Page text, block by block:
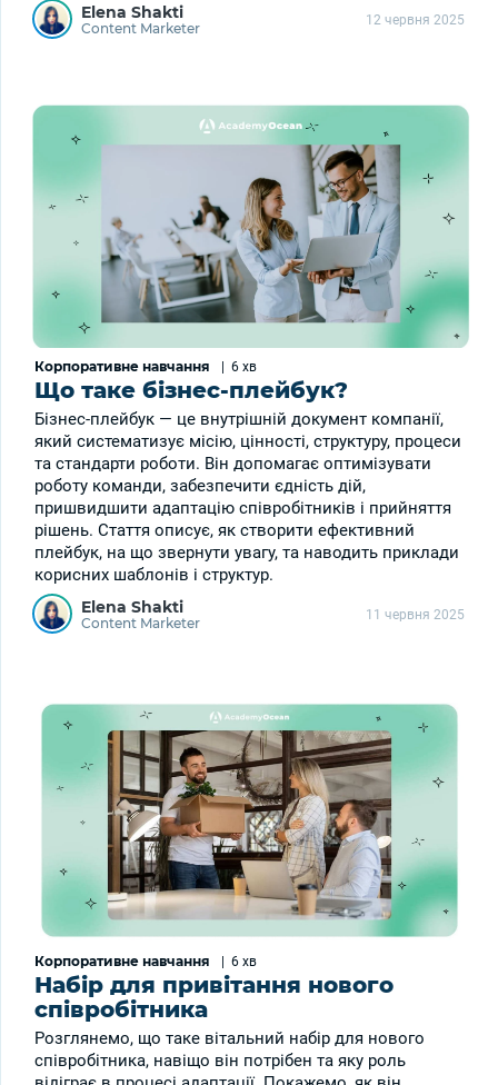
Elena Shakti
Content Marketer 12 червня 2025
Корпоративне навчання 6 хв
Що таке бізнес-плейбук?
Бізнес-плейбук — це внутрішній документ компанії,
який систематизує місію, цінності, структуру, процеси
та стандарти роботи. Він допомагає оптимізувати
роботу команди, забезпечити єдність дій,
пришвидшити адаптацію співробітників і прийняття
рішень. Стаття описує, як створити ефективний
плейбук, на що звернути увагу, та наводить приклади
корисних шаблонів і структур.
Elena Shakti
Content Marketer 11 червня 2025
Корпоративне навчання 6 хв
Набір для привітання нового
співробітника
Розглянемо, що таке вітальний набір для нового
співробітника, навіщо він потрібен та яку роль